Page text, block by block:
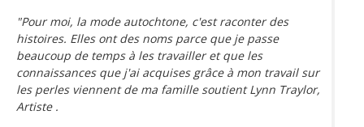
"Pour moi, la mode autochtone, c'est raconter des
histoires. Elles ont des noms parce que je passe
beaucoup de temps à les travailler et que les
connaissances que j'ai acquises grâce à mon travail sur
les perles viennent de ma famille soutient Lynn Traylor,
Artiste .